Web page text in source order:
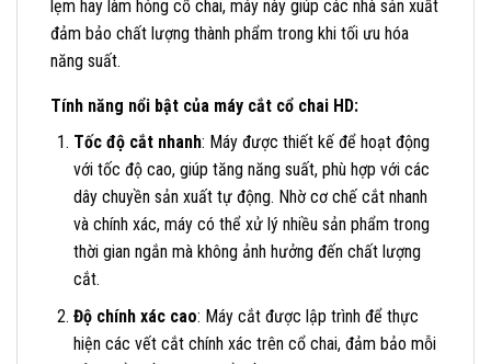
lẹm hay làm hỏng cổ chai, máy này giúp các nhà sản xuất
đảm bảo chất lượng thành phẩm trong khi tối ưu hóa
năng suất.
Tính năng nổi bật của máy cắt cổ chai HD:
Tốc độ cắt nhanh: Máy được thiết kế để hoạt động
với tốc độ cao, giúp tăng năng suất, phù hợp với các
dây chuyền sản xuất tự động. Nhờ cơ chế cắt nhanh
và chính xác, máy có thể xử lý nhiều sản phẩm trong
thời gian ngắn mà không ảnh hưởng đến chất lượng
cắt.
Độ chính xác cao: Máy cắt được lập trình để thực
hiện các vết cắt chính xác trên cổ chai, đảm bảo mỗi